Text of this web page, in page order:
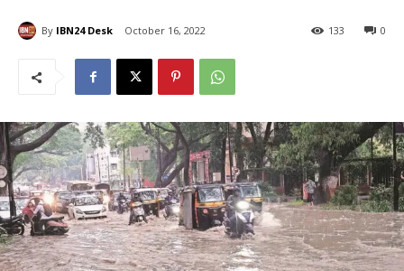
By IBN24 Desk October 16, 2022 0
133